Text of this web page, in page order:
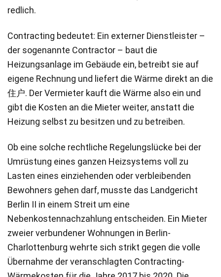
redlich.
Contracting bedeutet: Ein externer Dienstleister –
der sogenannte Contractor – baut die
Heizungsanlage im Gebäude ein, betreibt sie auf
eigene Rechnung und liefert die Wärme direkt an die
住户. Der Vermieter kauft die Wärme also ein und
gibt die Kosten an die Mieter weiter, anstatt die
Heizung selbst zu besitzen und zu betreiben.
Ob eine solche rechtliche Regelungslücke bei der
Umrüstung eines ganzen Heizsystems voll zu
Lasten eines einziehenden oder verbleibenden
Bewohners gehen darf, musste das Landgericht
Berlin II in einem Streit um eine
Nebenkostennachzahlung entscheiden. Ein Mieter
zweier verbundener Wohnungen in Berlin-
Charlottenburg wehrte sich strikt gegen die volle
Übernahme der veranschlagten Contracting-